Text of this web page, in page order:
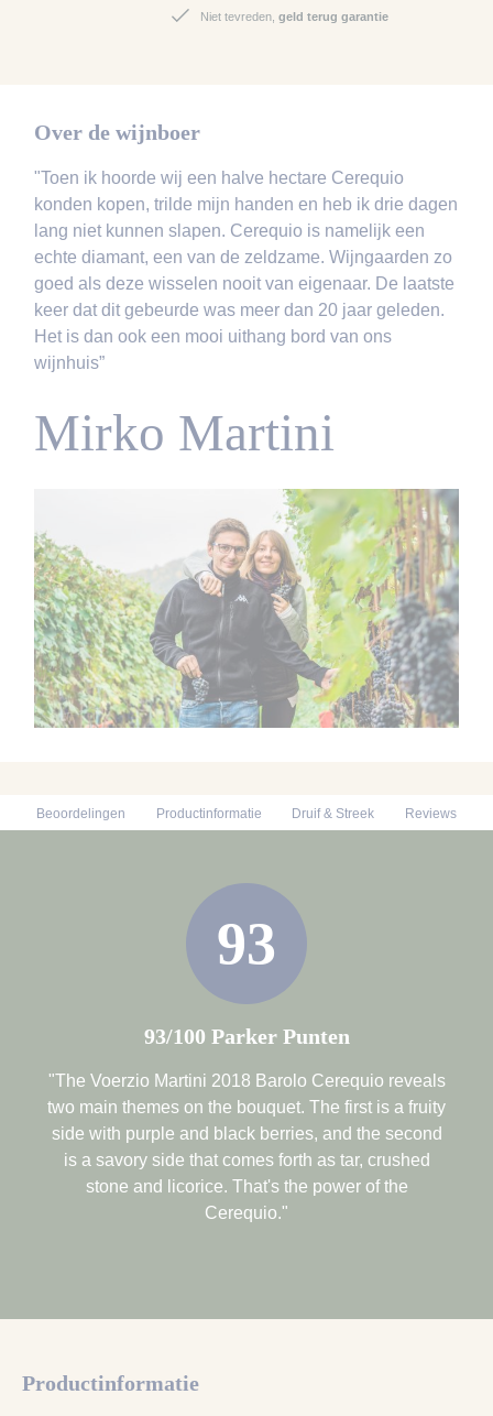
Niet tevreden, geld terug garantie
Over de wijnboer
"Toen ik hoorde wij een halve hectare Cerequio
konden kopen, trilde mijn handen en heb ik drie dagen
lang niet kunnen slapen. Cerequio is namelijk een
echte diamant, een van de zeldzame. Wijngaarden zo
goed als deze wisselen nooit van eigenaar. De laatste
keer dat dit gebeurde was meer dan 20 jaar geleden.
Het is dan ook een mooi uithang bord van ons
wijnhuis”
Mirko Martini
Beoordelingen Productinformatie Druif & Streek Reviews
93
93/100 Parker Punten
"The Voerzio Martini 2018 Barolo Cerequio reveals
two main themes on the bouquet. The first is a fruity
side with purple and black berries, and the second
is a savory side that comes forth as tar, crushed
stone and licorice. That's the power of the
Cerequio."
Productinformatie